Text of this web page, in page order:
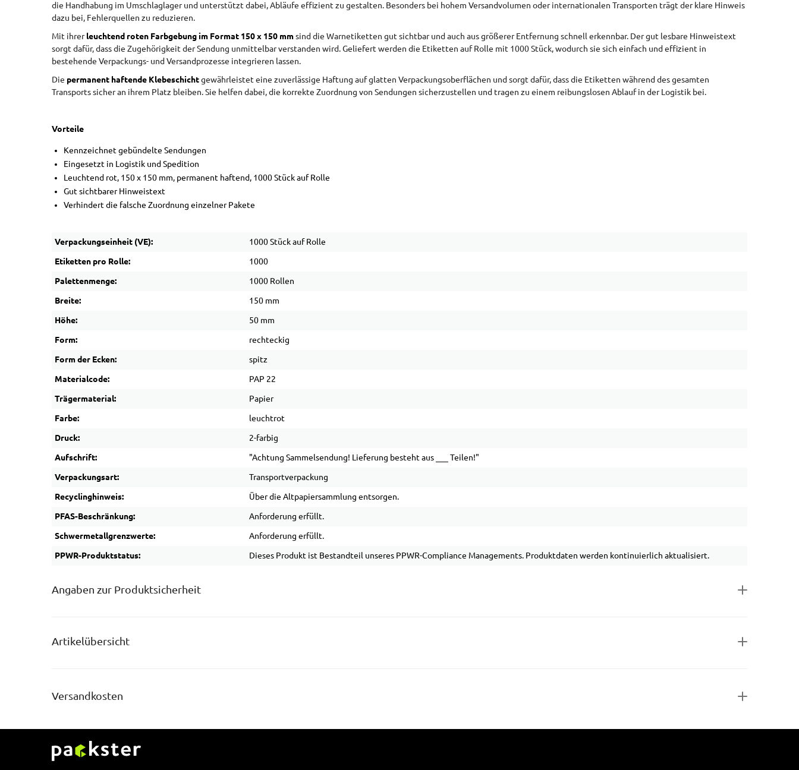
die Handhabung im Umschlaglager und unterstützt dabei, Abläufe effizient zu gestalten. Besonders bei hohem Versandvolumen oder internationalen Transporten trägt der klare Hinweis
dazu bei, Fehlerquellen zu reduzieren.
Mit ihrerleuchtend roten Farbgebung im Format 150 x 150 mmsind die Warnetiketten gut sichtbar und auch aus größerer Entfernung schnell erkennbar. Der gut lesbare Hinweistext
sorgt dafür, dass die Zugehörigkeit der Sendung unmittelbar verstanden wird. Geliefert werden die Etiketten auf Rolle mit 1000 Stück, wodurch sie sich einfach und effizient in
bestehende Verpackungs- und Versandprozesse integrieren lassen.
Die permanent haftende Klebeschichtgewährleistet eine zuverlässige Haftung auf glatten Verpackungsoberflächen und sorgt dafür, dass die Etiketten während des gesamten
Transports sicher an ihrem Platz bleiben. Sie helfen dabei, die korrekte Zuordnung von Sendungen sicherzustellen und tragen zu einem reibungslosen Ablauf in der Logistik bei.
Vorteile
Kennzeichnet gebündelte Sendungen
Eingesetzt in Logistik und Spedition
Leuchtend rot, 150 x 150 mm, permanent haftend, 1000 Stück auf Rolle
Gut sichtbarer Hinweistext
Verhindert die falsche Zuordnung einzelner Pakete
Verpackungseinheit (VE): 1000 Stück auf Rolle
Etiketten pro Rolle: 1000
Palettenmenge: 1000 Rollen
Breite: 150 mm
Höhe: 50 mm
Form: rechteckig
Form der Ecken: spitz
Materialcode: PAP 22
Trägermaterial: Papier
Farbe: leuchtrot
Druck: 2-farbig
Aufschrift: "Achtung Sammelsendung! Lieferung besteht aus ___ Teilen!"
Verpackungsart: Transportverpackung
Recyclinghinweis: Über die Altpapiersammlung entsorgen.
PFAS-Beschränkung: Anforderung erfüllt.
Schwermetallgrenzwerte: Anforderung erfüllt.
PPWR-Produktstatus: Dieses Produkt ist Bestandteil unseres PPWR-Compliance Managements. Produktdaten werden kontinuierlich aktualisiert.
Angaben zur Produktsicherheit
Artikelübersicht
Versandkosten